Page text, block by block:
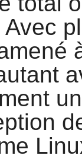
Avec